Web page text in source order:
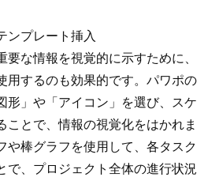
ンプレート挿入
要な情報を視覚的に示すために、
用するのも効果的です。パワポの
形」や「アイコン」を選び、スケ
ことで、情報の視覚化をはかれま
や棒グラフを使用して、各タスク
で、プロジェクト全体の進行状況